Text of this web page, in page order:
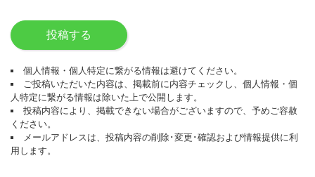
投稿する
個人情報・個人特定に繋がる情報は避けてください。
ご投稿いただいた内容は、掲載前に内容チェックし、個人情報・個
人特定に繋がる情報は除いた上で公開します。
投稿内容により、掲載できない場合がございますので、予めご容赦
ください。
メールアドレスは、投稿内容の削除･変更･確認および情報提供に利
用します。